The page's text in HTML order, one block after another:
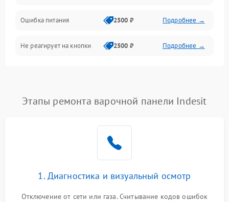
Ошибка питания 2500 ₽ Подробнее →
Не реагирует на кнопки 2500 ₽ Подробнее →
Этапы ремонта варочной панели Indesit
1. Диагностика и визуальный осмотр
Отключение от сети или газа. Считывание кодов ошибок